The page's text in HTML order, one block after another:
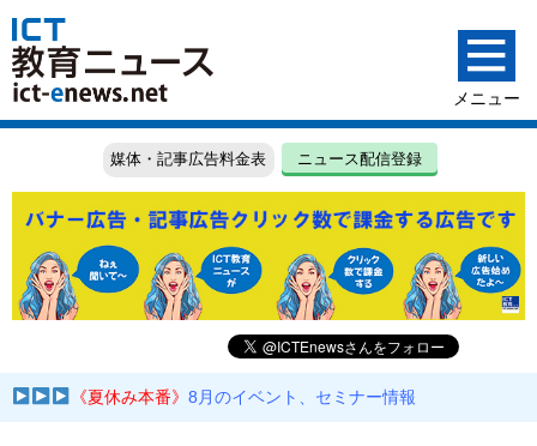
媒体・記事広告料金表 ニュース配信登録
《夏休み本番》8月のイベント、セミナー情報